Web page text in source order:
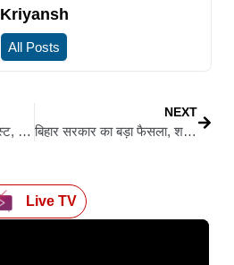
Kriyansh
All Posts
बिहार में उद्योगों को मिलेगा बूस्ट, ‘भव्या’ योजना से बढ़ेगा निवेश; रोजगार के खुलेंगे नए अवसर
NEXT
बिहार सरकार का बड़ा फैसला, शहीद सैनिकों के आश्रितों को आवास के लिए 5 डिसमिल और खेती हेतु 1 एकड़ जमीन
Live TV